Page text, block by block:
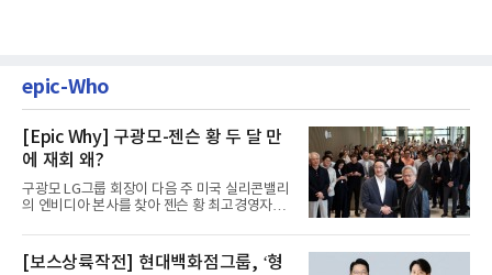
epic-Who
[Epic Why] 구광모-젠슨 황 두 달 만
에 재회 왜?
구광모 LG그룹 회장이 다음 주 미국 실리콘밸리
의 엔비디아 본사를 찾아 젠슨 황 최고경영자
[보스상륙작전] 현대백화점그룹, ‘형